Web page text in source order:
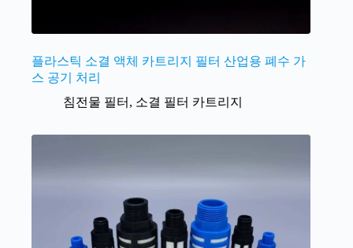
플라스틱 소결 액체 카트리지 필터 산업용 폐수 가
스 공기 처리
침전물 필터 , 소결 필터 카트리지